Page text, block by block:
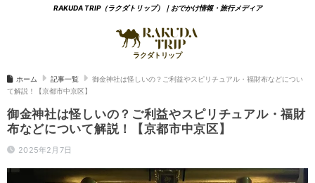
RAKUDA TRIP（ラクダトリップ）｜おでかけ情報・旅行メディア
ホーム 記事一覧
御金神社は怪しいの？ご利益やスピリチュアル・福財布などについ
て解説！【京都市中京区】
御金神社は怪しいの？ご利益やスピリチュアル・福財
布などについて解説！【京都市中京区】
2025年2月7日